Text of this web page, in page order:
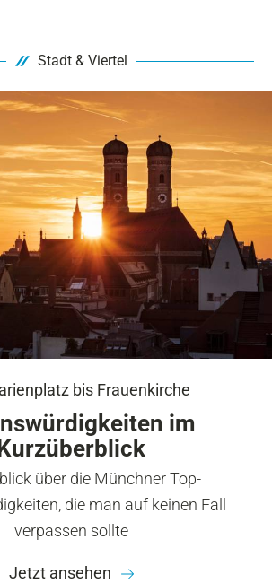
Stadt & Viertel
bis Frauenkirche
im
über die Münchner Top-
die man auf keinen Fall
verpassen sollte
Jetzt ansehen